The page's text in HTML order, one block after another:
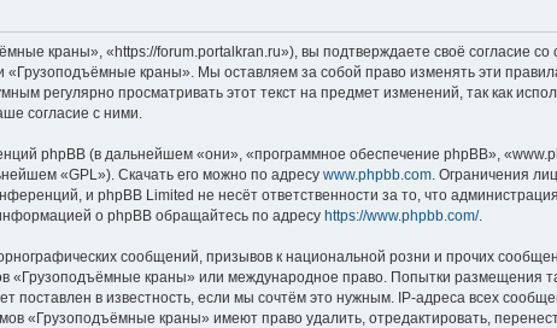
краны», «https://forum.portalkran.ru»), вы подтверждаете своё согласие
краны». Мы оставляем за собой право изменять эти
регулярно просматривать этот текст на предмет изменений, так как
согласие с ними.
phpBB (в дальнейшем «они», «программное обеспечение phpBB»,
«GPL»). Скачать его можно по адресу www.phpbb.com . Ограничения
и phpBB Limited не несёт ответственности за то, что
о phpBB обращайтесь по адресу https://www.phpbb.com/.
сообщений, призывов к национальной розни и прочих
«Грузоподъёмные краны» или международное право. Попытки размещения
в известность, если мы сочтём это нужным. IP-адреса всех
«Грузоподъёмные краны» имеют право удалить, отредактировать,